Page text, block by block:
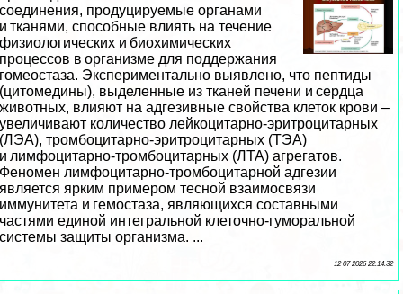
соединения, продуцируемые органами
и тканями, способные влиять на течение
физиологических и биохимических
процессов в организме для поддержания
гомеостаза. Экспериментально выявлено, что пептиды
(цитомедины), выделенные из тканей печени и сердца
животных, влияют на адгезивные свойства клеток крови –
увеличивают количество лейкоцитарно-эритроцитарных
(ЛЭА), тромбоцитарнo-эритроцитарных (ТЭА)
и лимфоцитарно-тромбоцитарных (ЛТА) агрегатов.
Феномен лимфоцитарно-тромбоцитарной адгезии
является ярким примером тесной взаимосвязи
иммунитета и гемостаза, являющихся составными
частями единой интегральной клеточно­-гумopaльной
системы защиты организма. ...
12 07 2026 22:14:32